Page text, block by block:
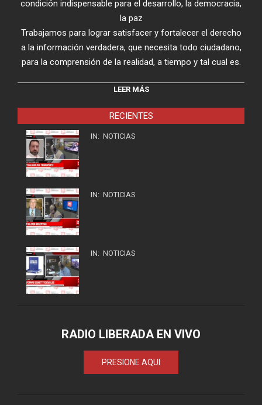
condición indispensable para el desarrollo, la democracia,
la paz
Trabajamos para lograr satisfacer y fortalecer el derecho
a la información verdadera, que necesita todo ciudadano,
para la comprensión de la realidad, a tiempo y tal cual es.
LEER MÁS
RECIENTES
IN: NOTICIAS
IN: NOTICIAS
IN: NOTICIAS
RADIO LIBERADA EN VIVO
PRESIONE AQUI